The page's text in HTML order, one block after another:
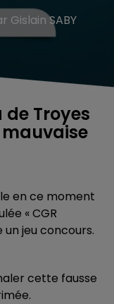
Gislain SABY
Troyes
en ce moment
« CGR
un jeu concours.
cette fausse